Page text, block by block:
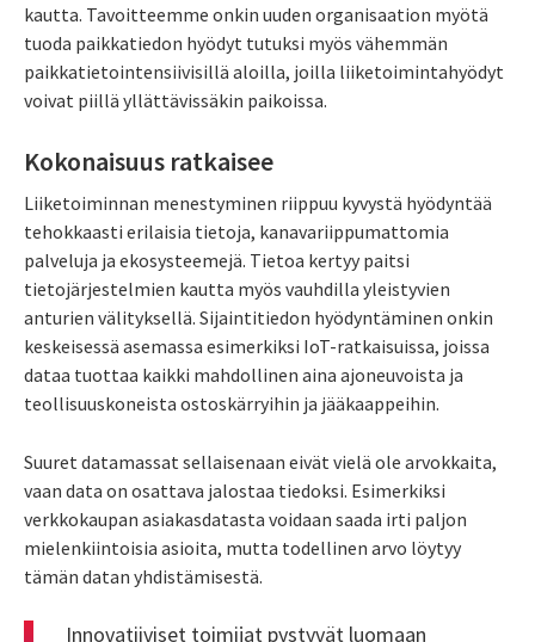
kautta. Tavoitteemme onkin uuden organisaation myötä
tuoda paikkatiedon hyödyt tutuksi myös vähemmän
paikkatietointensiivisillä aloilla, joilla liiketoimintahyödyt
voivat piillä yllättävissäkin paikoissa.
Kokonaisuus ratkaisee
Liiketoiminnan menestyminen riippuu kyvystä hyödyntää
tehokkaasti erilaisia tietoja, kanavariippumattomia
palveluja ja ekosysteemejä. Tietoa kertyy paitsi
tietojärjestelmien kautta myös vauhdilla yleistyvien
anturien välityksellä. Sijaintitiedon hyödyntäminen onkin
keskeisessä asemassa esimerkiksi IoT-ratkaisuissa, joissa
dataa tuottaa kaikki mahdollinen aina ajoneuvoista ja
teollisuuskoneista ostoskärryihin ja jääkaappeihin.
Suuret datamassat sellaisenaan eivät vielä ole arvokkaita,
vaan data on osattava jalostaa tiedoksi. Esimerkiksi
verkkokaupan asiakasdatasta voidaan saada irti paljon
mielenkiintoisia asioita, mutta todellinen arvo löytyy
tämän datan yhdistämisestä.
Innovatiiviset toimijat pystyvät luomaan